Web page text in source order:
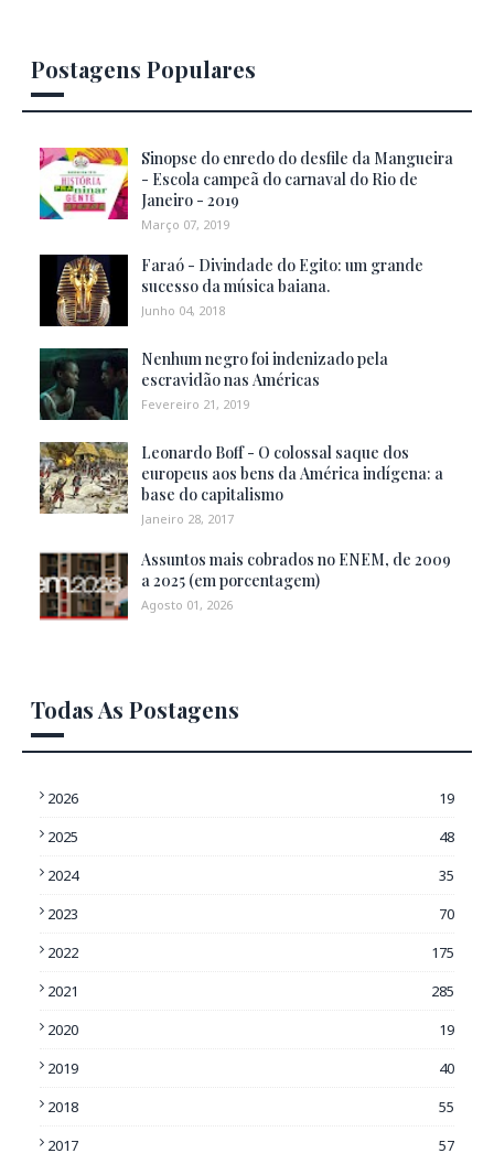
Postagens Populares
Sinopse do enredo do desfile da Mangueira
- Escola campeã do carnaval do Rio de
Janeiro - 2019
Março 07, 2019
Faraó - Divindade do Egito: um grande
sucesso da música baiana.
Junho 04, 2018
Nenhum negro foi indenizado pela
escravidão nas Américas
Fevereiro 21, 2019
Leonardo Boff - O colossal saque dos
europeus aos bens da América indígena: a
base do capitalismo
Janeiro 28, 2017
Assuntos mais cobrados no ENEM, de 2009
a 2025 (em porcentagem)
Agosto 01, 2026
Todas As Postagens
2026
19
2025
48
2024
35
2023
70
2022
175
2021
285
2020
19
2019
40
2018
55
2017
57